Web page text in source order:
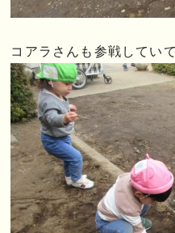
コアラさんも参戦してい